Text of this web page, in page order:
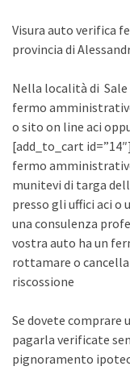
Visura auto verifica
provincia di
Nella località di Sale
fermo
o sito on line aci
[add_to_cart
fermo
munitevi di targa
presso gli uffici aci o
una consulenza
vostra auto ha un
rottamare o
riscossione
Se dovete comprare
pagarla verificate
pignoramento